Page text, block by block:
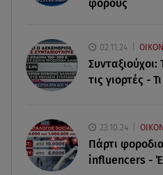
Συντάξεις Σεπτεμβρίου:
χρήματα στους
07.08.26 , 18:45
- Σηκώθηκαν εναέρια μέσα
07.08.26 , 18:34
Έξοδος Αυγούστου: Στο
φόρους
02.11.24
Συνταξιούχοι:
τις γιορτές -
23.10.24
Πάρτι
influencers -